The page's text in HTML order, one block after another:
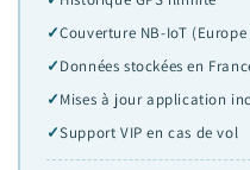
Couverture NB-IoT
Données stockées en
Mises à jour application
Support VIP en cas de vol